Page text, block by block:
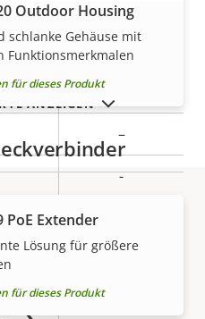
Eigentumswert
–
-
Eigentumswert
Outdoor Housing
schlanke Gehäuse mit
Funktionsmerkmalen
für dieses Produkt
PoE Extender
Lösung für größere
für dieses Produkt
ANZEIGEN